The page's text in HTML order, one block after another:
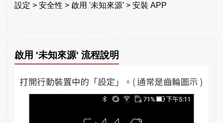
設定 > 安全性 > 啟用 '未知來源' > 安裝 APP
啟用 '未知來源' 流程說明